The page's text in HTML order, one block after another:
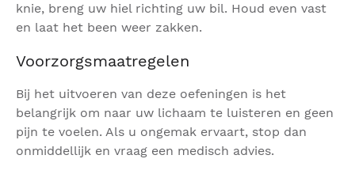
knie, breng uw hiel richting uw bil. Houd even vast
en laat het been weer zakken.
Voorzorgsmaatregelen
Bij het uitvoeren van deze oefeningen is het
belangrijk om naar uw lichaam te luisteren en geen
pijn te voelen. Als u ongemak ervaart, stop dan
onmiddellijk en vraag een medisch advies.